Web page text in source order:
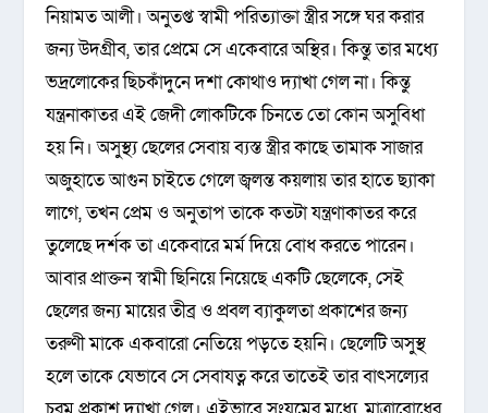
নিয়ামত আলী। অনুতপ্ত স্বামী পরিত্যাক্তা স্ত্রীর সঙ্গে ঘর করার
জন্য উদগ্রীব, তার প্রেমে সে একেবারে অস্থির। কিন্তু তার মধ্যে
ভদ্রলোকের ছিচকাঁদুনে দশা কোথাও দ্যাখা গেল না। কিন্তু
যন্ত্রনাকাতর এই জেদী লোকটিকে চিনতে তো কোন অসুবিধা
হয় নি। অসুস্থ্য ছেলের সেবায় ব্যস্ত স্ত্রীর কাছে তামাক সাজার
অজুহাতে আগুন চাইতে গেলে জ্বলন্ত কয়লায় তার হাতে ছ্যাকা
লাগে, তখন প্রেম ও অনুতাপ তাকে কতটা যন্ত্রণাকাতর করে
তুলেছে দর্শক তা একেবারে মর্ম দিয়ে বোধ করতে পারেন।
আবার প্রাক্তন স্বামী ছিনিয়ে নিয়েছে একটি ছেলেকে, সেই
ছেলের জন্য মায়ের তীব্র ও প্রবল ব্যাকুলতা প্রকাশের জন্য
তরুণী মাকে একবারো নেতিয়ে পড়তে হয়নি। ছেলেটি অসুস্থ
হলে তাকে যেভাবে সে সেবাযত্ন করে তাতেই তার বাৎসল্যের